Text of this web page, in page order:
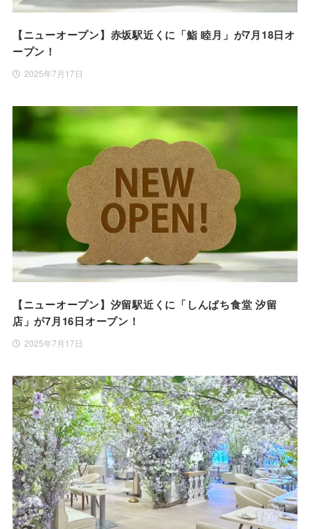
【ニューオープン】赤坂駅近くに「鮨 睦月」が7月18日オ
ープン！
2025年7月17日
【ニューオープン】汐留駅近くに「しんぱち食堂 汐留
店」が7月16日オープン！
2025年7月17日